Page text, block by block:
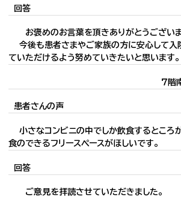
回答
お褒めのお言葉を頂きありがとうございま
今後も患者さまやご家族の方に安心して入
ていただけるよう努めていきたいと思います。
７階
患者さんの声
小さなコンビニの中でしか飲食するところ
食のできるフリースペースがほしいです。
回答
ご意見を拝読させていただきました。